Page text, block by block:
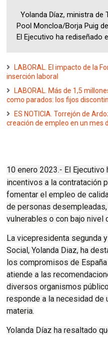
Yolanda Díaz, ministra de
Pool Moncloa/Borja Puig
El Ejecutivo ha rediseñado
LABORAL. El impacto de la
inserción laboral
LABORAL. Más de 1,5
como parados: los fijos
ES NOTICIA. Torrejón de
creación de empleo en un mes
10 enero 2023.- El Ejecutivo
incentivos a la contratación
fomentar el empleo de
de personas
vulnerables o con bajo nivel
La vicepresidenta segunda
Social, Yolanda Diaz, ha
los compromisos de
atiende a las
diversos organismos
responde a la necesidad de
materia.
Yolanda Díaz ha resaltado